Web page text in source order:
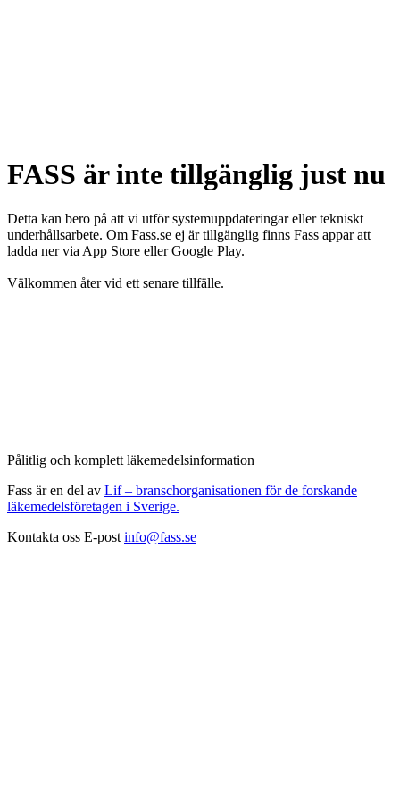
FASS är inte tillgänglig just nu
Detta kan bero på att vi utför systemuppdateringar eller tekniskt
underhållsarbete. Om Fass.se ej är tillgänglig finns Fass appar att
ladda ner via App Store eller Google Play.
Välkommen åter vid ett senare tillfälle.
Pålitlig och komplett läkemedelsinformation
Fass är en del av Lif – branschorganisationen för de forskande
läkemedelsföretagen i Sverige.
Kontakta oss E-post info@fass.se